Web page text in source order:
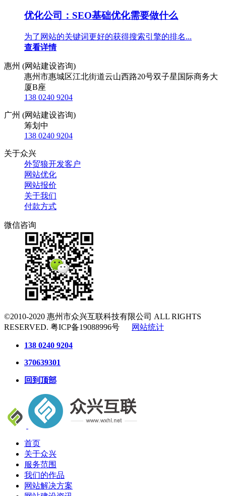
优化公司：SEO基础优化需要做什么
为了网站的关键词更好的获得搜索引擎的排名...
查看详情
惠州 (网站建设咨询)
惠州市惠城区江北街道云山西路20号双子星国际商务大
厦B座
138 0240 9204
广州 (网站建设咨询)
筹划中
138 0240 9204
关于众兴
外贸狼开发客户
网站优化
网站报价
关于我们
付款方式
微信咨询
©2010-2020 惠州市众兴互联科技有限公司 ALL RIGHTS
RESERVED. 粤ICP备19088996号 网站统计
138 0240 9204
370639301
回到顶部
首页
关于众兴
服务范围
我们的作品
网站解决方案